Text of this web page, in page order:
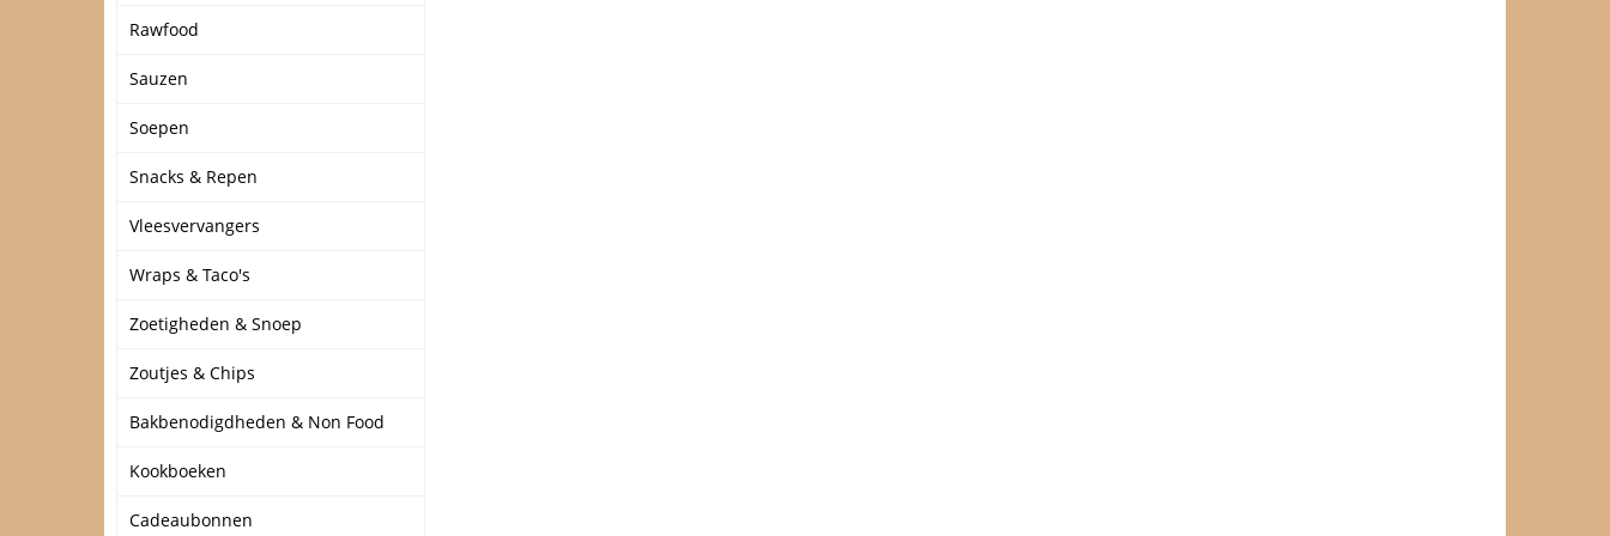
Rawfood
Sauzen
Soepen
Snacks & Repen
Vleesvervangers
Wraps & Taco's
Zoetigheden & Snoep
Zoutjes & Chips
Bakbenodigdheden & Non Food
Kookboeken
Cadeaubonnen